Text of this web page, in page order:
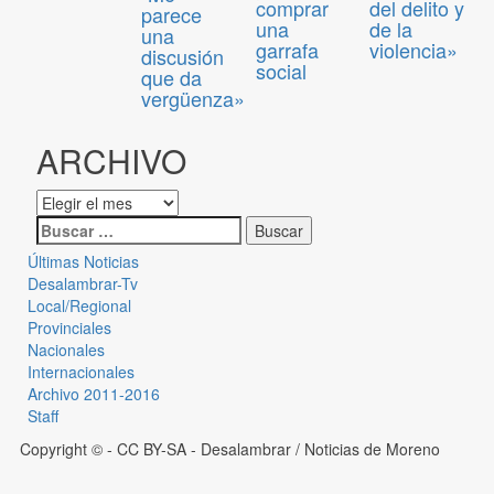
parece
una
discusión
que da
vergüenza»
comprar
una
garrafa
social
del delito y
de la
violencia»
ARCHIVO
Últimas Noticias
Desalambrar-Tv
Local/Regional
Provinciales
Nacionales
Internacionales
Archivo 2011-2016
Staff
Copyright © - CC BY-SA - Desalambrar / Noticias de Moreno